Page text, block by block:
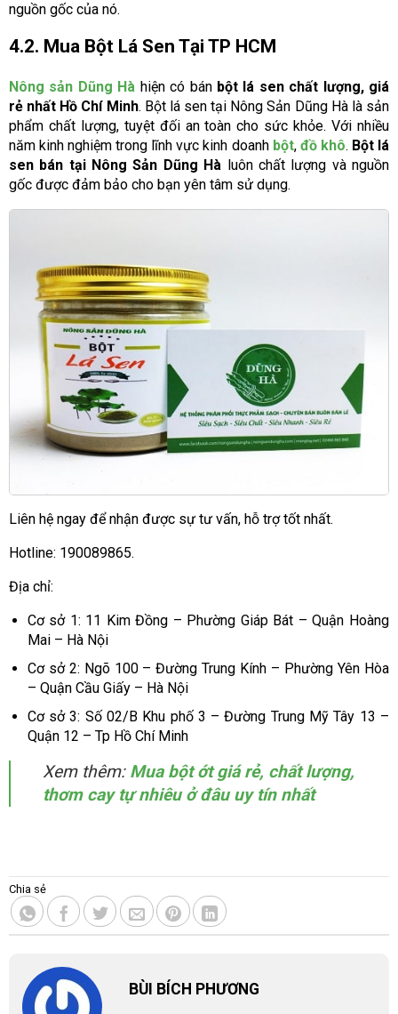
nguồn gốc của nó.
4.2. Mua Bột Lá Sen Tại TP HCM
Nông sản Dũng Hà hiện có bán bột lá sen chất lượng, giá
rẻ nhất Hồ Chí Minh. Bột lá sen tại Nông Sản Dũng Hà là sản
phẩm chất lượng, tuyệt đối an toàn cho sức khỏe. Với nhiều
năm kinh nghiệm trong lĩnh vực kinh doanh bột, đồ khô. Bột lá
sen bán tại Nông Sản Dũng Hà luôn chất lượng và nguồn
gốc được đảm bảo cho bạn yên tâm sử dụng.
Liên hệ ngay để nhận được sự tư vấn, hỗ trợ tốt nhất.
Hotline: 190089865.
Địa chỉ:
Cơ sở 1: 11 Kim Đồng – Phường Giáp Bát – Quận Hoàng
Mai – Hà Nội
Cơ sở 2: Ngõ 100 – Đường Trung Kính – Phường Yên Hòa
– Quận Cầu Giấy – Hà Nội
Cơ sở 3: Số 02/B Khu phố 3 – Đường Trung Mỹ Tây 13 –
Quận 12 – Tp Hồ Chí Minh
Xem thêm: Mua bột ớt giá rẻ, chất lượng,
thơm cay tự nhiêu ở đâu uy tín nhất
Chia sẻ
BÙI BÍCH PHƯƠNG